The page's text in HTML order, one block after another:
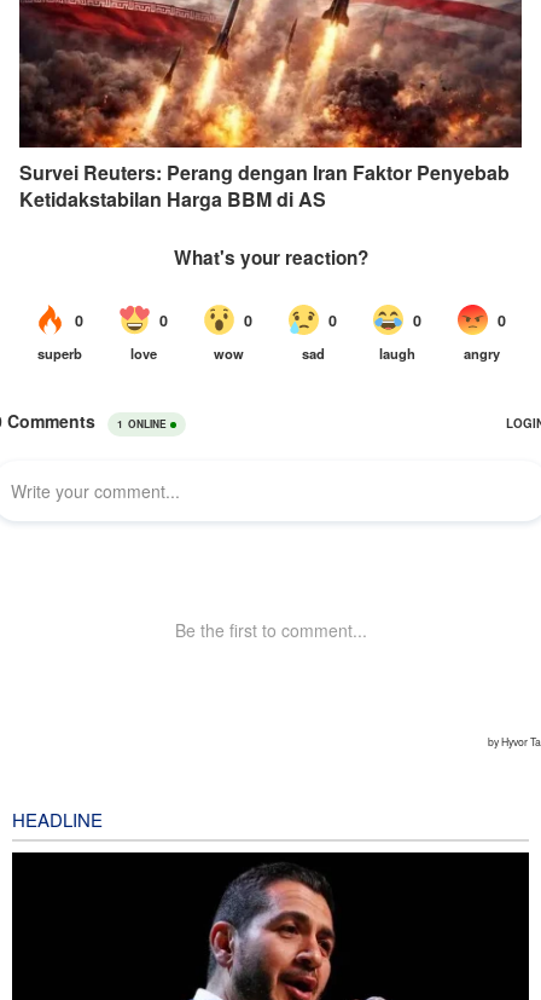
Survei Reuters: Perang dengan Iran Faktor Penyebab
Ketidakstabilan Harga BBM di AS
HEADLINE